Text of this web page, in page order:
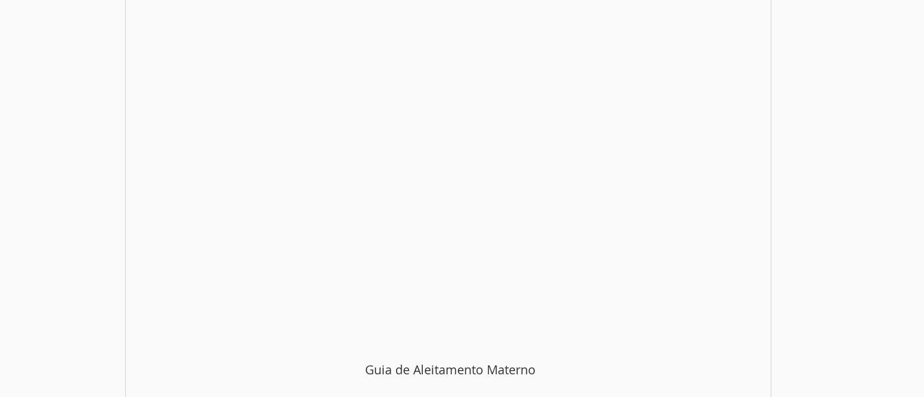
Guia de Aleitamento Materno